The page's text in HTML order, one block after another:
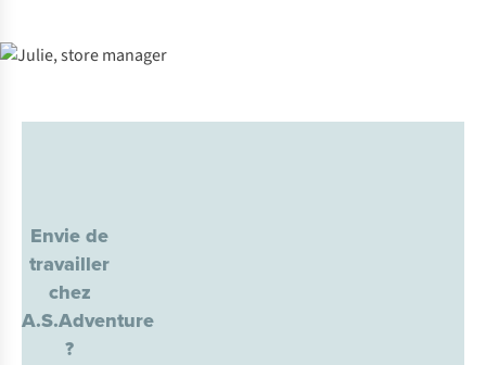
Envie de
travailler
chez
A.S.Adventure
?